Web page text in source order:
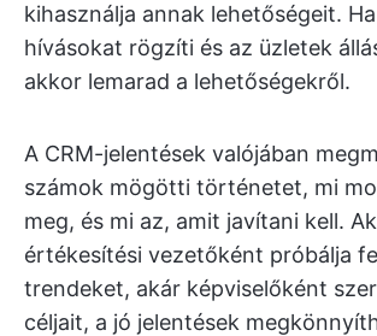
kihasználja annak lehetőségeit.
hívásokat rögzíti és az üzletek
akkor lemarad a lehetőségekről.
A CRM-jelentések valójában
számok mögötti történetet, mi
meg, és mi az, amit javítani kell.
értékesítési vezetőként próbálja
trendeket, akár képviselőként
céljait, a jó jelentések